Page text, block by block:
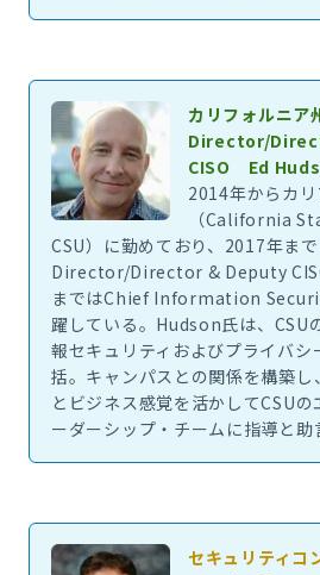
カリフォルニ
Director/
CISO Ed
2014年からカ
（California
CSU）に勤めており、2017年ま
Director/Director & Deputy
まではChief Information
躍している。Hudson氏は、CSU
報セキュリティおよびプライバシ
括。キャンパスとの関係を構築
とビジネス感覚を活かしてCSUの
ーダーシップ・チームに指導と助
セキュリティ